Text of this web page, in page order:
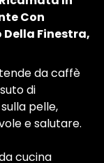
Con
Finestra,
tende da caffè
di
pelle,
e salutare.
cucina